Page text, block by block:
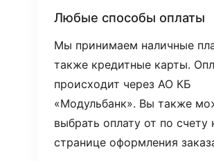
Любые способы оплаты
Мы принимаем наличные
также кредитные карты.
происходит через АО КБ
«Модульбанк». Вы также
выбрать оплату от по счету
странице оформления